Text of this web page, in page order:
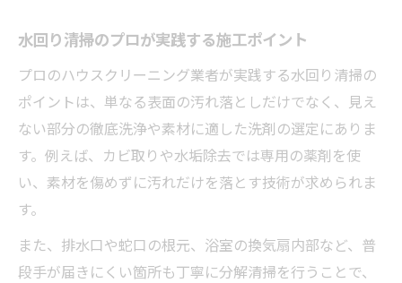
水回り清掃のプロが実践する施工ポイント
プロのハウスクリーニング業者が実践する水回り清掃の
ポイントは、単なる表面の汚れ落としだけでなく、見え
ない部分の徹底洗浄や素材に適した洗剤の選定にありま
す。例えば、カビ取りや水垢除去では専用の薬剤を使
い、素材を傷めずに汚れだけを落とす技術が求められま
す。
また、排水口や蛇口の根元、浴室の換気扇内部など、普
段手が届きにくい箇所も丁寧に分解清掃を行うことで、